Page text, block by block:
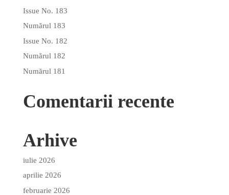
Issue No. 183
Numărul 183
Issue No. 182
Numărul 182
Numărul 181
Comentarii recente
Arhive
iulie 2026
aprilie 2026
februarie 2026